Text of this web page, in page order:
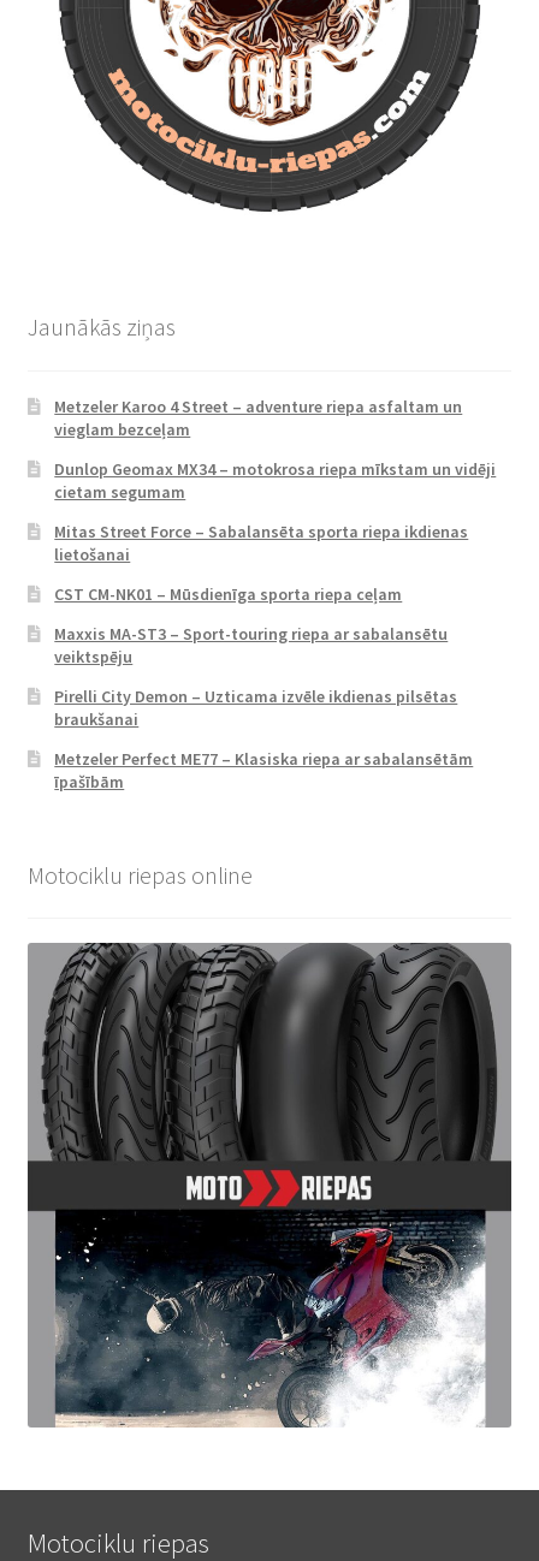
Jaunākās ziņas
Metzeler Karoo 4 Street – adventure riepa asfaltam un
vieglam bezceļam
Dunlop Geomax MX34 – motokrosa riepa mīkstam un vidēji
cietam segumam
Mitas Street Force – Sabalansēta sporta riepa ikdienas
lietošanai
CST CM-NK01 – Mūsdienīga sporta riepa ceļam
Maxxis MA-ST3 – Sport-touring riepa ar sabalansētu
veiktspēju
Pirelli City Demon – Uzticama izvēle ikdienas pilsētas
braukšanai
Metzeler Perfect ME77 – Klasiska riepa ar sabalansētām
īpašībām
Motociklu riepas online
Motociklu riepas